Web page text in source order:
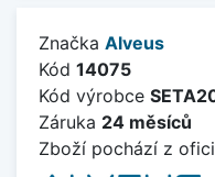
Značka Alveus
Kód 14075
Kód výrobce
Záruka 24 měsíců
Zboží pochází z